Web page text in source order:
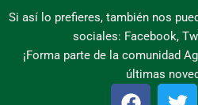
Si así lo prefieres, también nos
sociales: Facebook,
¡Forma parte de la comunidad
últimas
F
T